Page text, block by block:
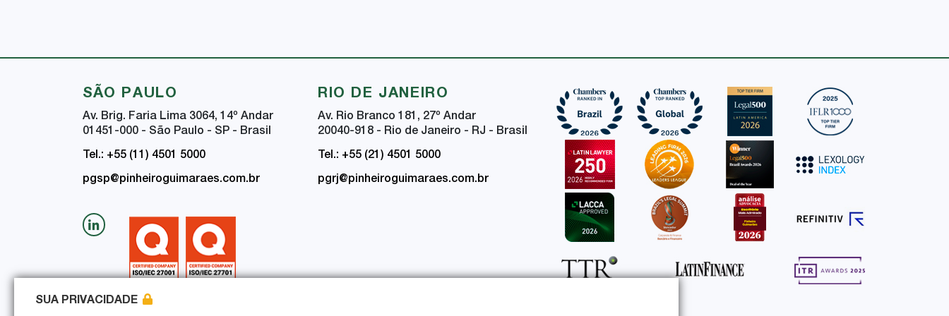
SÃO PAULO
Av. Brig. Faria Lima 3064, 14º Andar
01451-000 - São Paulo - SP - Brasil
Tel.: +55 (11) 4501 5000
pgsp@pinheiroguimaraes.com.br
RIO DE JANEIRO
Av. Rio Branco 181, 27º Andar
20040-918 - Rio de Janeiro - RJ - Brasil
Tel.: +55 (21) 4501 5000
pgrj@pinheiroguimaraes.com.br
SUA PRIVACIDADE